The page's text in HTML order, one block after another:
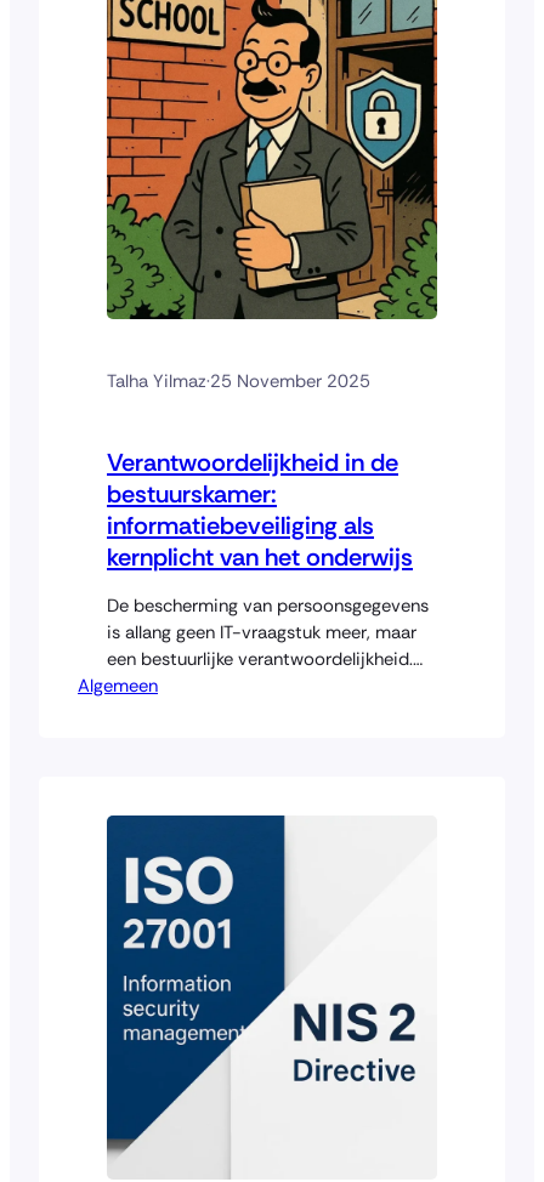
Talha Yilmaz·25 November 2025
Verantwoordelijkheid in de
bestuurskamer:
informatiebeveiliging als
kernplicht van het onderwijs
De bescherming van persoonsgegevens
is allang geen IT-vraagstuk meer, maar
een bestuurlijke verantwoordelijkheid.
Voor onderwijsinstellingen, in het
gegevens van minderjarigen, en dat
ook verplicht. Wettelijk, organisatorisch
en maatschappelijk. Waar veel sectoren
nog…
Algemeen